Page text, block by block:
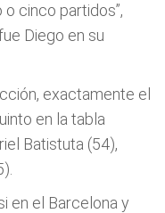
cinco partidos”,
Diego en su
exactamente el
en la tabla
Batistuta (54),
en el Barcelona y